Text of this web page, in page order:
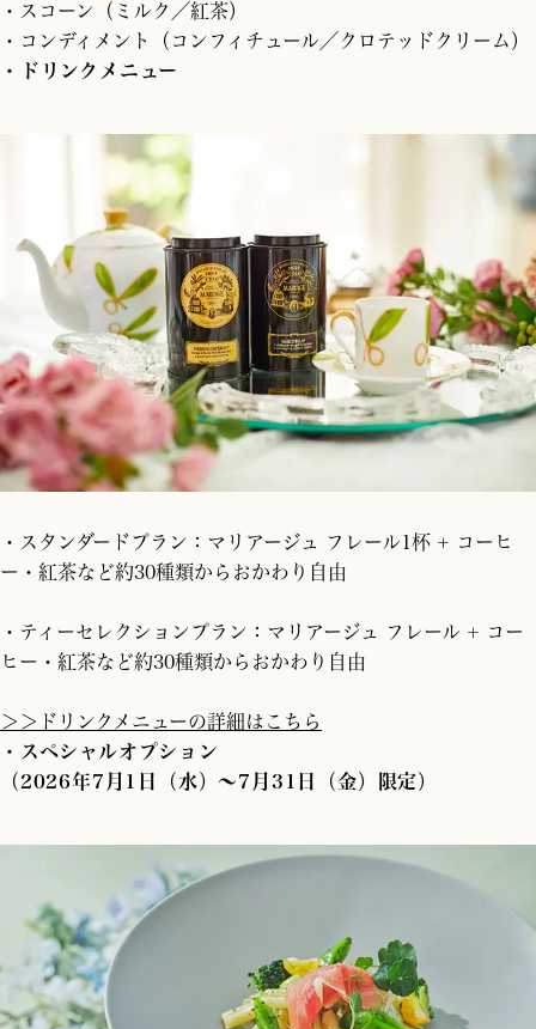
・スコーン（ミルク／紅茶）
・コンディメント（コンフィチュール／クロテッドクリーム）
・ドリンクメニュー
・スタンダードプラン：マリアージュ フレール1杯 + コーヒ
ー・紅茶など約30種類からおかわり自由
・ティーセレクションプラン： マリアージュ フレール + コー
ヒー・紅茶など約30種類からおかわり自由
＞＞ドリンクメニューの詳細はこちら
・スペシャルオプション
（2026年7月1日（水）～7月31日（金）限定）